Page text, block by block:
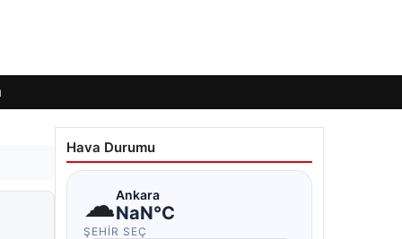
Hava Durumu
☁Ankara
NaN°C
ŞEHIR SEÇ